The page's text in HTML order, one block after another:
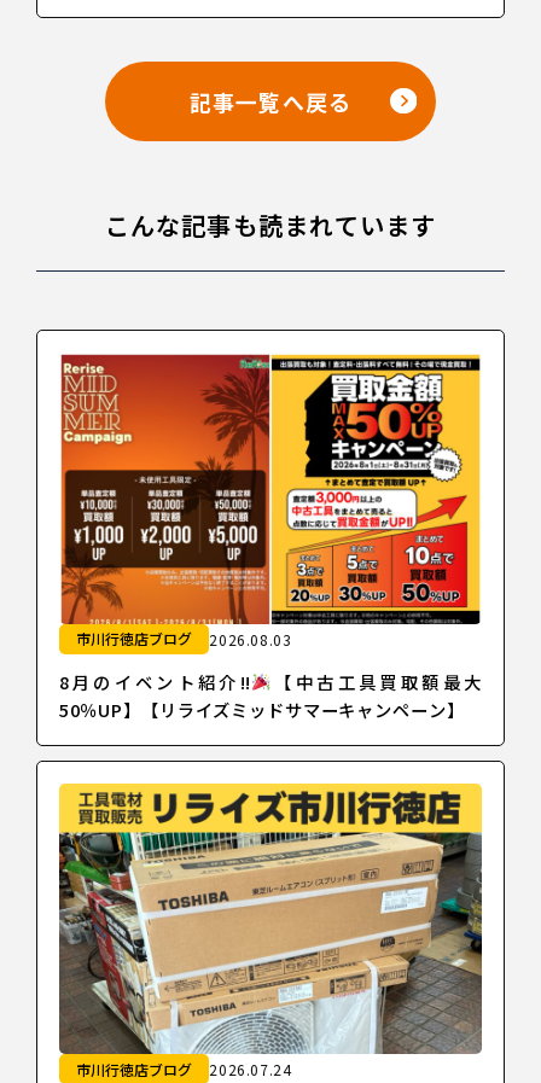
記事一覧へ戻る
こんな記事も読まれています
市川行徳店ブログ 2026.08.03
8月のイベント紹介!!
【中古工具買取額最大
50％UP】【リライズミッドサマーキャンペーン】
市川行徳店ブログ 2026.07.24